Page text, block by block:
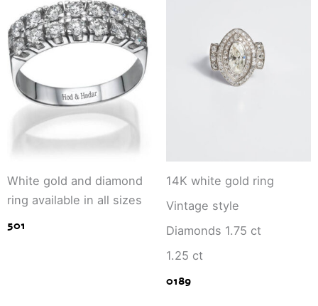
White gold and diamond
ring available in all sizes
501
14K white gold ring
Vintage style
Diamonds 1.75 ct
1.25 ct
0189